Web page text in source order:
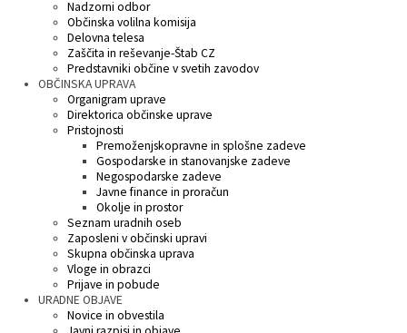
Nadzorni odbor
Občinska volilna komisija
Delovna telesa
Zaščita in reševanje-Štab CZ
Predstavniki občine v svetih zavodov
OBČINSKA UPRAVA
Organigram uprave
Direktorica občinske uprave
Pristojnosti
Premoženjskopravne in splošne zadeve
Gospodarske in stanovanjske zadeve
Negospodarske zadeve
Javne finance in proračun
Okolje in prostor
Seznam uradnih oseb
Zaposleni v občinski upravi
Skupna občinska uprava
Vloge in obrazci
Prijave in pobude
URADNE OBJAVE
Novice in obvestila
Razvojni programi
Kronologija občine
Fotogalerija
Predstavniki občine v svetih zavodov
Prijave in pobude
Splošni akti občine
Informacije javnega značaja
Lokalne volitve
Varuhov kotiček
Delovni čas zdravnikov
Društva
Lokacije defibrilatorjev